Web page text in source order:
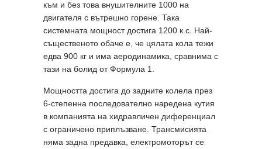
към и без това внушителните 1000 на
двигателя с вътрешно горене. Така
системната мощност достига 1200 к.с. Най-
същественото обаче е, че цялата кола тежи
едва 900 кг и има аеродинамика, сравнима с
тази на болид от Формула 1.
Мощността достига до задните колела през
6-степенна последователно наредена кутия
в компанията на хидравличен диференциал
с ограничено приплъзване. Трансмисията
няма задна предавка, електромоторът се